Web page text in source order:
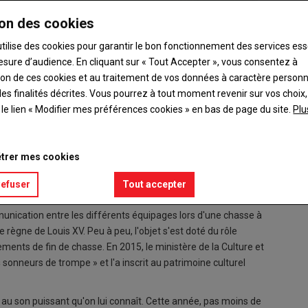
de partage et de convivialité autour de la trompe de
trompes de chasse n'avait pas eu lieu dans l'Indre. Pour
samedi 14 mai, dans le parc de son château à
permet de rendre hommage à Solange de Longuerue, une
Julien Leclerc, président de la délégation des trompes
entre les différents équipages lors d'une chasse à
de Louis XV. Peu à peu, l'objet s'est doté du rôle
de fin de chasse. En 2015, le ministère de la Culture et
de trompe » et l'a inscrit au patrimoine culturel
son puissant qu'on lui connaît. Cette année, pas moins de
des cookies
des cookies pour garantir le bon fonctionnement des services
d’audience. En cliquant sur « Tout Accepter », vous consentez à
de ces cookies et au traitement de vos données à caractère
finalités décrites. Vous pourrez à tout moment revenir sur vos
lien « Modifier mes préférences cookies » en bas de page du site.
mes cookies
Tout accepter